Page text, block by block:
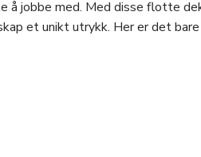
jobbe med. Med disse flotte
et unikt utrykk. Her er det